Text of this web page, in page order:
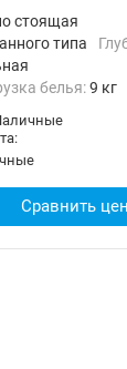
стоящая
типа
белья:9 кг
от детей,
наличные
Сравнить